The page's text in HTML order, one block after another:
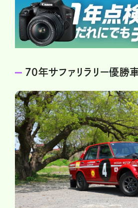
70年サファリラリー優勝